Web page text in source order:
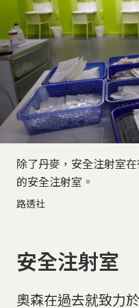
除了丹麥，安全注射室
的安全注射室。
路透社
安全注射室
奧森在過去就致力